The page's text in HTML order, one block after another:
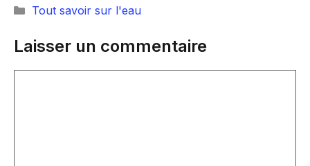
Catégories
Tout savoir sur l'eau
Laisser un commentaire